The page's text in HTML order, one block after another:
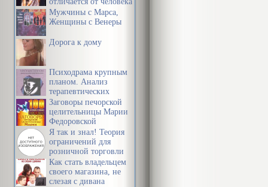
Мужчины с Марса,
Женщины с Венеры
Дорога к дому
Психодрама крупным
планом. Анализ
терапевтических
механизмов
Заговоры печорской
целительницы Марии
Федоровской
Я так и знал! Теория
ограничений для
розничной торговли
Как стать владельцем
своего магазина, не
слезая с дивана